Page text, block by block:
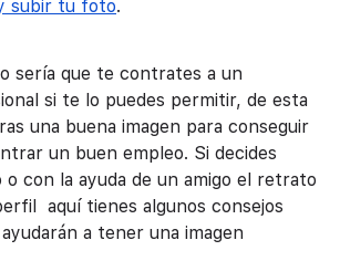
subir tu foto.
sería que te contrates a un
si te lo puedes permitir, de esta
una buena imagen para conseguir
un buen empleo. Si decides
o con la ayuda de un amigo el retrato
aquí tienes algunos consejos
a tener una imagen